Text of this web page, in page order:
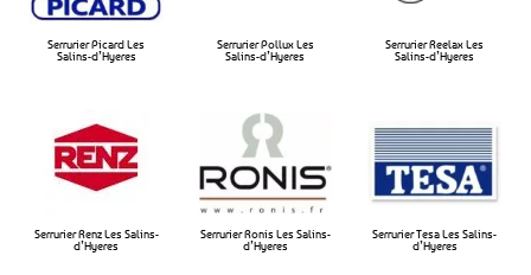
Serrurier Picard Les
Salins-d’Hyeres
Serrurier Pollux Les
Salins-d’Hyeres​
Serrurier Reelax Les
Salins-d’Hyeres​
Serrurier Renz Les Salins-
d’Hyeres
Serrurier Ronis Les Salins-
d’Hyeres
Serrurier Tesa Les Salins-
d’Hyeres